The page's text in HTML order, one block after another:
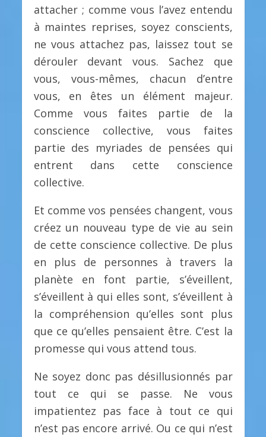
attacher ; comme vous l’avez entendu
à maintes reprises, soyez conscients,
ne vous attachez pas, laissez tout se
dérouler devant vous. Sachez que
vous, vous-mêmes, chacun d’entre
vous, en êtes un élément majeur.
Comme vous faites partie de la
conscience collective, vous faites
partie des myriades de pensées qui
entrent dans cette conscience
collective.
Et comme vos pensées changent, vous
créez un nouveau type de vie au sein
de cette conscience collective. De plus
en plus de personnes à travers la
planète en font partie, s’éveillent,
s’éveillent à qui elles sont, s’éveillent à
la compréhension qu’elles sont plus
que ce qu’elles pensaient être. C’est la
promesse qui vous attend tous.
Ne soyez donc pas désillusionnés par
tout ce qui se passe. Ne vous
impatientez pas face à tout ce qui
n’est pas encore arrivé. Ou ce qui n’est